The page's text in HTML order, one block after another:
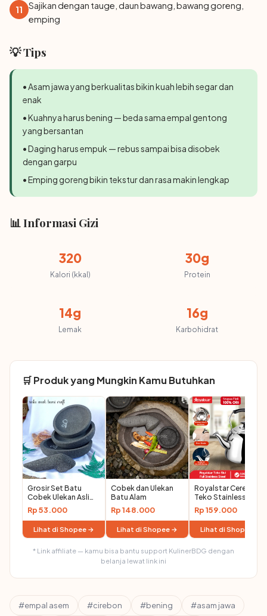
11
Sajikan dengan tauge, daun bawang, bawang goreng,
emping
💡 Tips
• Asam jawa yang berkualitas bikin kuah lebih segar dan
enak
• Kuahnya harus bening — beda sama empal gentong
yang bersantan
• Daging harus empuk — rebus sampai bisa disobek
dengan garpu
• Emping goreng bikin tekstur dan rasa makin lengkap
📊 Informasi Gizi
320
Kalori (kkal)
30g
Protein
14g
Lemak
16g
Karbohidrat
🛒 Produk yang Mungkin Kamu Butuhkan
Grosir Set Batu
Cobek Ulekan Asli
20-25cm
Rp 53.000
Lihat di Shopee →
Cobek dan Ulekan
Batu Alam
Rp 148.000
Lihat di Shopee →
Royalstar Ceret
Teko Stainless Bunyi
Siul Anti Karat Ceret
Bunyi Untuk Masak
Rp 159.000
Lihat di Shopee →
* Link affiliate — kamu bisa bantu support KulinerBDG dengan
belanja lewat link ini
#empal asem #cirebon #bening #asam jawa